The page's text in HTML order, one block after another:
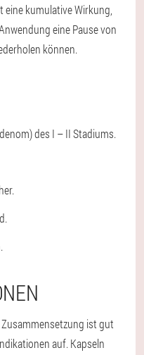
eine kumulative Wirkung,
eine Pause von
können.
des I – II Stadiums.
ist gut
auf. Kapseln